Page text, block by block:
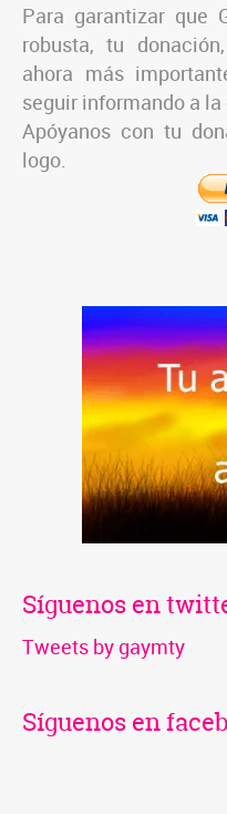
Para garantizar que
robusta, tu
ahora más
seguir informando a la
Apóyanos con tu
logo.
Síguenos en
Tweets by gaymty
Síguenos en